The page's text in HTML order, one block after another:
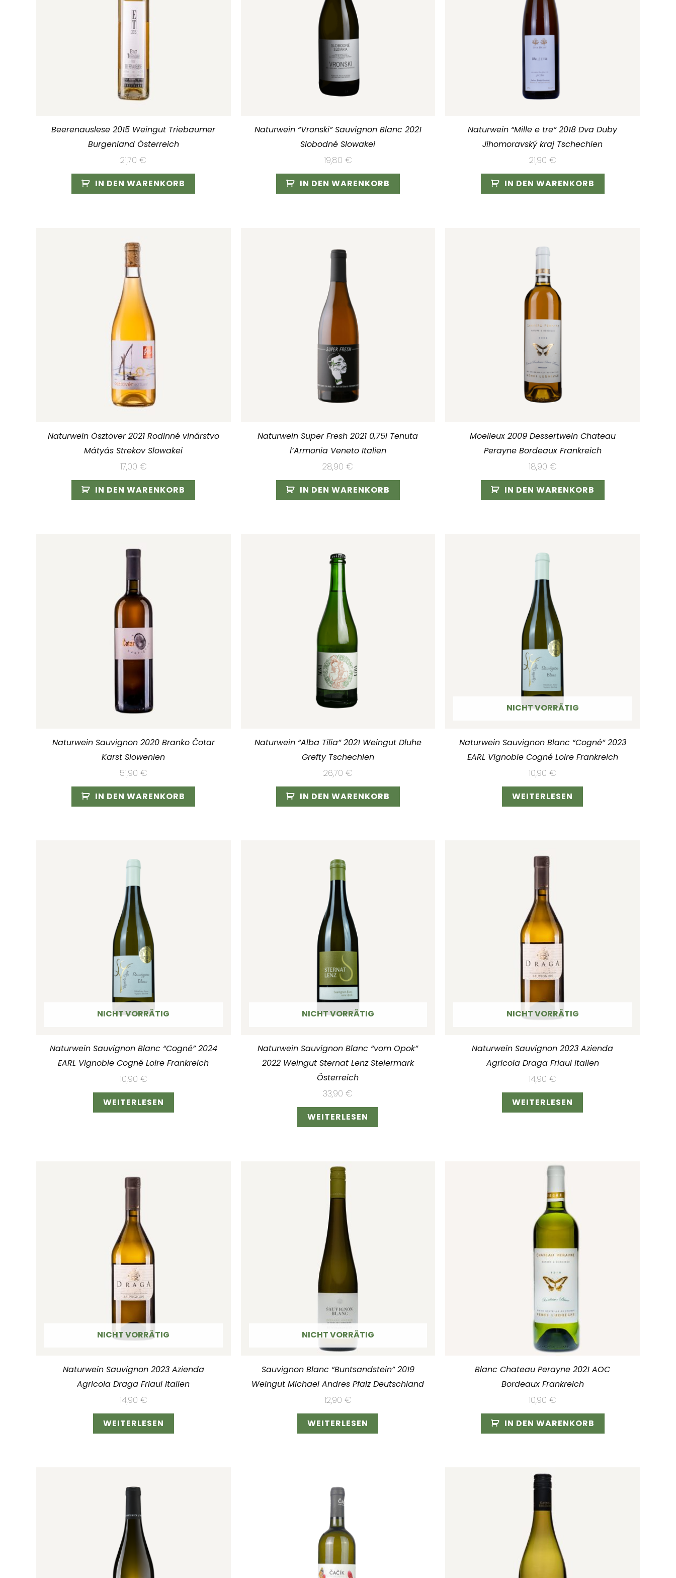
Beerenauslese 2015 Weingut Triebaumer
Burgenland Österreich
21,70€
IN DEN WARENKORB
Naturwein “Vronski” Sauvignon Blanc 2021
Slobodné Slowakei
19,80 €
IN DEN WARENKORB
Naturwein “Mille e tre” 2018 Dva Duby
Jihomoravský kraj Tschechien
21,90 €
IN DEN WARENKORB
Naturwein Ösztöver 2021 Rodinné vinárstvo
Mátyás Strekov Slowakei
17,00 €
IN DEN WARENKORB
Naturwein Super Fresh 2021 0,75l Tenuta
l’Armonia Veneto Italien
28,90€
IN DEN WARENKORB
Moelleux 2009 Dessertwein Chateau
Perayne Bordeaux Frankreich
18,90 €
IN DEN WARENKORB
Naturwein Sauvignon 2020 Branko Čotar
Karst Slowenien
51,90 €
IN DEN WARENKORB
Naturwein “Alba Tilia” 2021 Weingut Dluhe
Grefty Tschechien
26,70 €
IN DEN WARENKORB
NICHT VORRÄTIG
Naturwein Sauvignon Blanc “Cogné” 2023
EARL Vignoble Cogné Loire Frankreich
10,90€
WEITERLESEN
NICHT VORRÄTIG
Naturwein Sauvignon Blanc “Cogné” 2024
EARL Vignoble Cogné Loire Frankreich
10,90 €
WEITERLESEN
NICHT VORRÄTIG
Naturwein Sauvignon Blanc “vom Opok”
2022 Weingut Sternat Lenz Steiermark
Österreich
33,90€
WEITERLESEN
NICHT VORRÄTIG
Naturwein Sauvignon 2023 Azienda
Agricola Draga Friaul Italien
14,90€
WEITERLESEN
NICHT VORRÄTIG
Naturwein Sauvignon 2023 Azienda
Agricola Draga Friaul Italien
14,90 €
WEITERLESEN
NICHT VORRÄTIG
Sauvignon Blanc “Buntsandstein” 2019
Weingut Michael Andres Pfalz Deutschland
12,90 €
WEITERLESEN
Blanc Chateau Perayne 2021 AOC
Bordeaux Frankreich
10,90€
IN DEN WARENKORB